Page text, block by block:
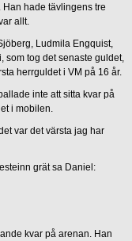
hade tävlingens tre
allt.
Ludmila Engquist,
som tog det senaste guldet,
herrguldet i VM på 16 år.
inte att sitta kvar på
i mobilen.
var det värsta jag har
grät sa Daniel:
kvar på arenan. Han